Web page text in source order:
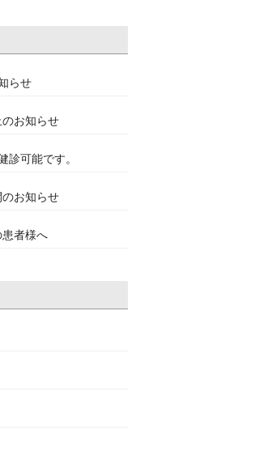
らせ
お知らせ
診可能です。
お知らせ
者様へ